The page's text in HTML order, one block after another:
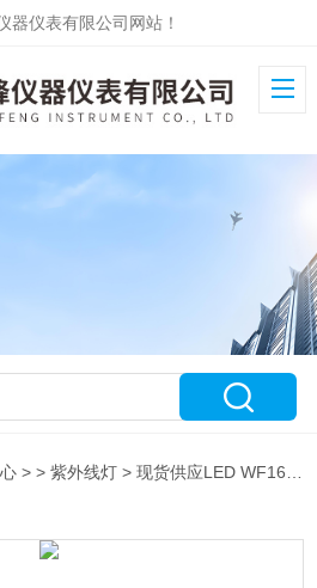
器仪表有限公司网站！
> >紫外线灯 > 现货供应LED WF16手电筒式紫外线灯